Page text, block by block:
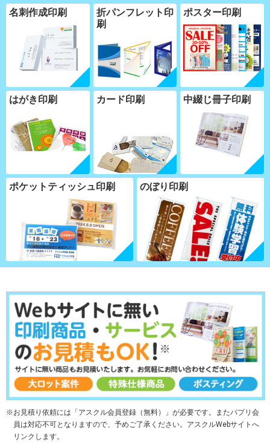
名刺作成印刷
折パンフレット印
刷
ポスター印刷
はがき印刷 カード印刷 中綴じ冊子印刷
ポケットティッシュ印刷 のぼり印刷
お見積り依頼には「アスクル会員登録（無料）」が必要です。またパプリ会
員は対応不可となりますので、予めご了承ください。アスクルWebサイトへ
リンクします。